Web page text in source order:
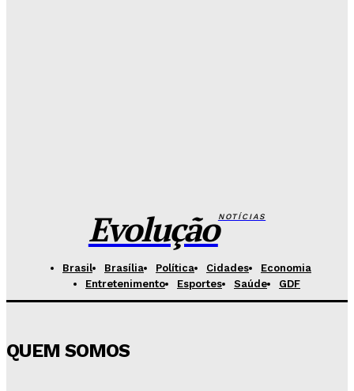
EvoluçãoNOTÍCIAS
Brasil Brasília Política Cidades
Economia
Entretenimento
Esportes Saúde GDF
QUEM SOMOS